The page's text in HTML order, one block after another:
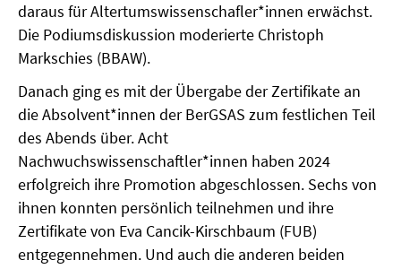
daraus für Altertumswissenschafler*innen erwächst.
Die Podiumsdiskussion moderierte Christoph
Markschies (BBAW).
Danach ging es mit der Übergabe der Zertifikate an
die Absolvent*innen der BerGSAS zum festlichen Teil
des Abends über. Acht
Nachwuchswissenschaftler*innen haben 2024
erfolgreich ihre Promotion abgeschlossen. Sechs von
ihnen konnten persönlich teilnehmen und ihre
Zertifikate von Eva Cancik-Kirschbaum (FUB)
entgegennehmen. Und auch die anderen beiden